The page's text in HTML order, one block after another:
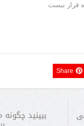
فرار نیست
Share
ببینید